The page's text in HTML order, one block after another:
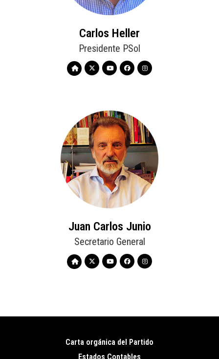
Carlos Heller
Presidente PSol
Juan Carlos Junio
Secretario General
Pie
Carta orgánica del Partido
Estados Contables